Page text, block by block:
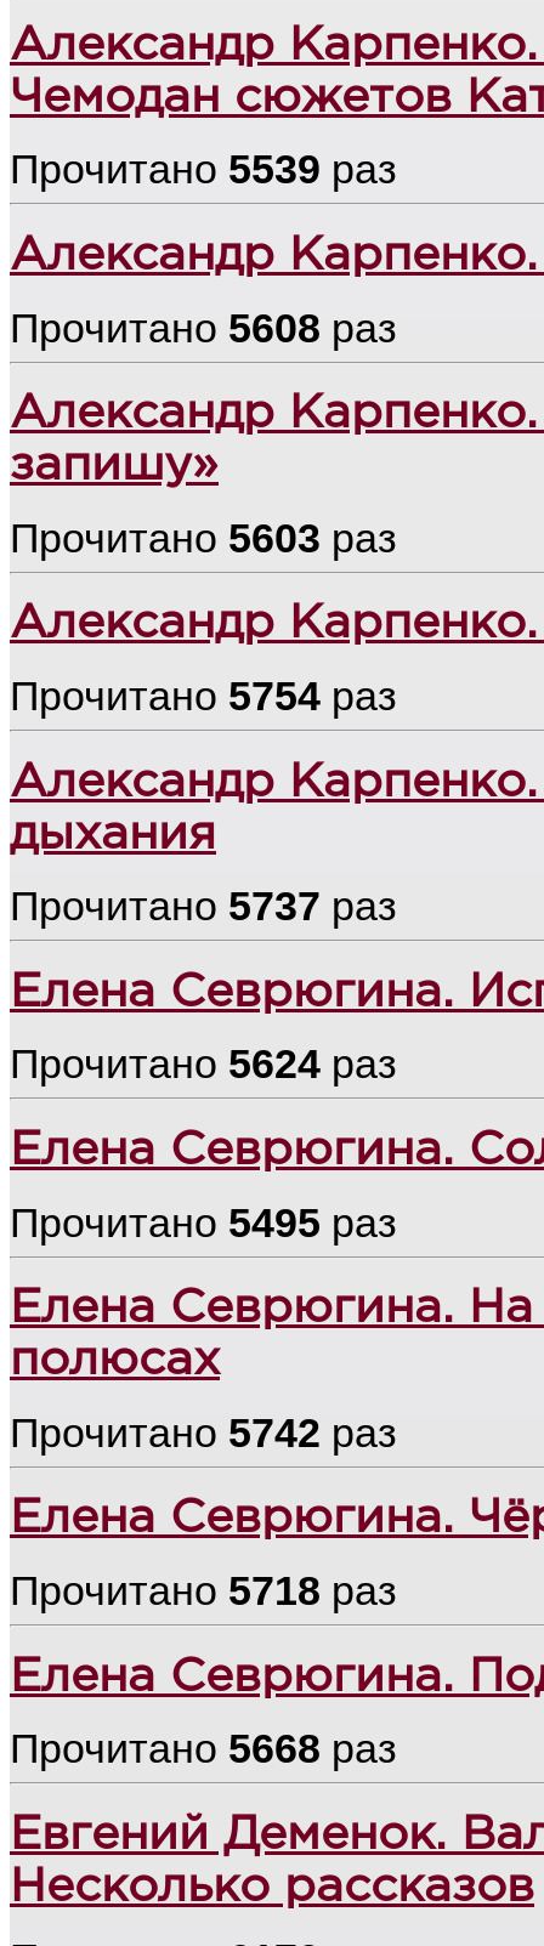
Александр
Чемодан сюжетов
Прочитано 5539 раз
Александр
Прочитано 5608 раз
Александр
запишу»
Прочитано 5603 раз
Александр
Прочитано 5754 раз
Александр
дыхания
Прочитано 5737 раз
Елена Севрюгина.
Прочитано 5624 раз
Елена Севрюгина.
Прочитано 5495 раз
Елена Севрюгина.
полюсах
Прочитано 5742 раз
Елена Севрюгина.
Прочитано 5718 раз
Елена Севрюгина.
Прочитано 5668 раз
Евгений Деменок.
Несколько рассказов